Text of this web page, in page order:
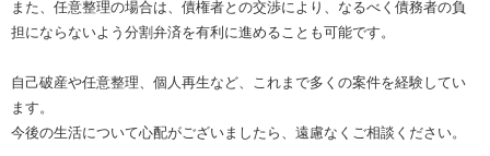
また、任意整理の場合は、債権者との交渉により、なるべく債務者の負
担にならないよう分割弁済を有利に進めることも可能です。
自己破産や任意整理、個人再生など、これまで多くの案件を経験してい
ます。
今後の生活について心配がございましたら、遠慮なくご相談ください。